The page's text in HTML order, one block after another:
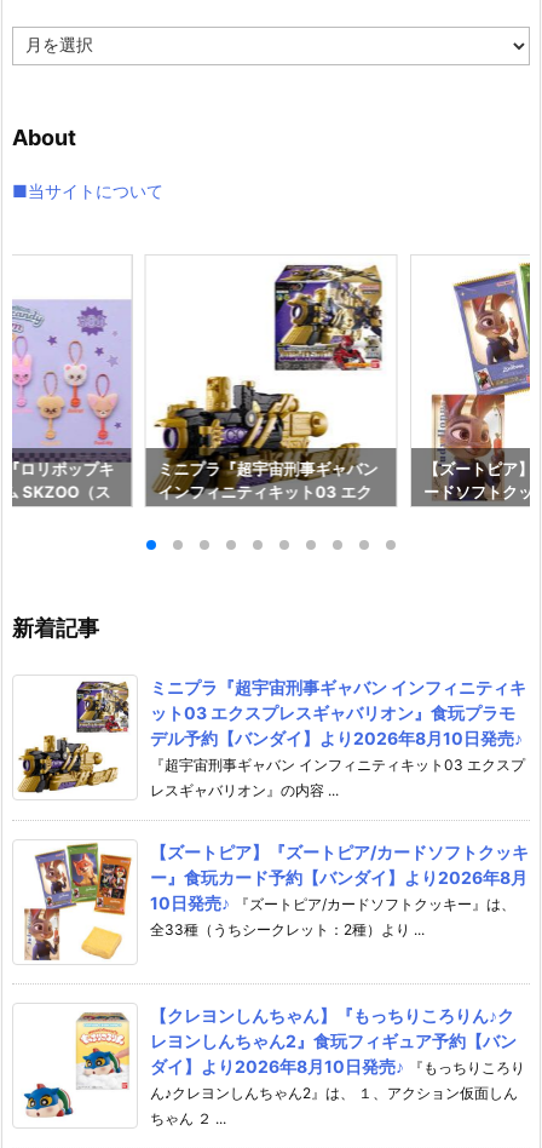
ー
ブ
About
■当サイトについて
ロリポップキ
SKZOO（ス
ミニプラ『超宇宙刑事ギャバン
インフィニティキット03 エク
ラモデル予約【バンダイ】より
【ズートピア
ードソフトクッ
新着記事
ミニプラ『超宇宙刑事ギャバン インフィニティキ
ット03 エクスプレスギャバリオン』食玩プラモ
デル予約【バンダイ】より2026年8月10日発売♪
『超宇宙刑事ギャバン インフィニティキット03 エクスプ
レスギャバリオン』の内容 ...
【ズートピア】『ズートピア/カードソフトクッキ
ー』食玩カード予約【バンダイ】より2026年8月
10日発売♪
『ズートピア/カードソフトクッキー』は、
全33種（うちシークレット：2種）より ...
【クレヨンしんちゃん】『もっちりころりん♪ク
レヨンしんちゃん2』食玩フィギュア予約【バン
ダイ】より2026年8月10日発売♪
『もっちりころり
ん♪クレヨンしんちゃん2』は、 １、アクション仮面しん
ちゃん ２ ...